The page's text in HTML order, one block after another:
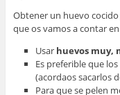
Obtener un huevo
que os vamos a contar
Usar huevos muy,
Es preferible que
(acordaos sacarlos
Para que se pelen